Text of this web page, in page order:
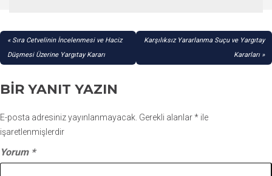
YAZI
GEZINMESI
Sıra Cetvelinin İncelenmesi ve Haciz
Düşmesi Üzerine Yargıtay Kararı
Karşılıksız Yararlanma Suçu ve Yargıtay
Kararları
BIR YANIT YAZIN
E-posta adresiniz yayınlanmayacak. Gerekli alanlar* ile
işaretlenmişlerdir
Yorum *